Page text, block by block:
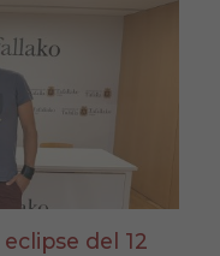
del 12